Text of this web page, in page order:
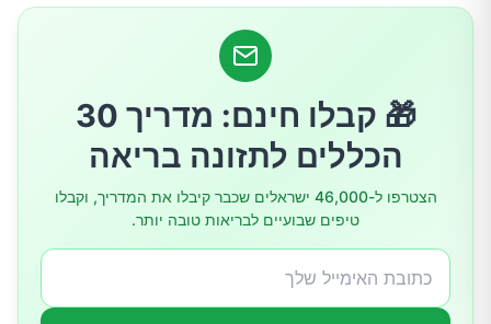
חשיבות הסיבים התזונתיים
המלצות מעשיות
🎁 קבלו חינם: מדריך 30
הכללים לתזונה בריאה
הצטרפו ל-46,000 ישראלים שכבר קיבלו את המדריך, וקבלו
טיפים שבועיים לבריאות טובה יותר.